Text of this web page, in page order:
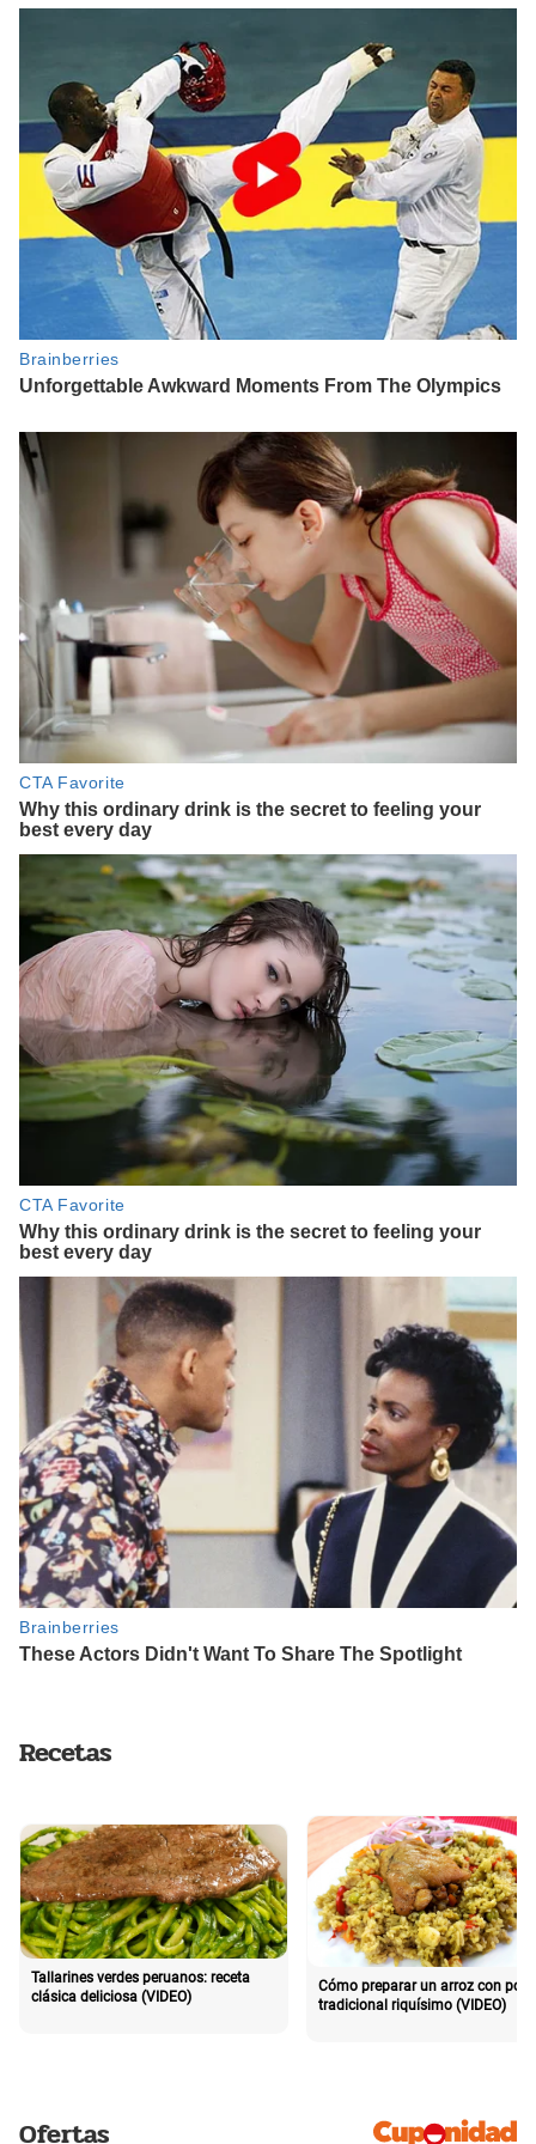
Recetas
Tallarines verdes peruanos: receta
clásica deliciosa (VIDEO)
Cómo preparar un arroz con pollo
tradicional riquísimo (VIDEO)
Ofertas